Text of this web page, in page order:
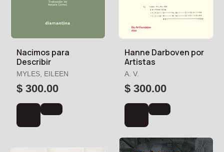
Nacimos para
Describir
MYLES, EILEEN
$ 300.00
Hanne Darboven por
Artistas
A. V.
$ 300.00